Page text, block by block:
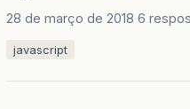
28 de março de 2018 6
javascript